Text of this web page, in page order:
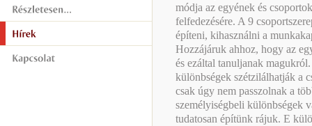
módja az egyének és
felfedezésére. A 9
építeni, kihasználni a
Hozzájáruk ahhoz, hogy az
és ezáltal tanuljanak
különbségek szétzilálhatják a
csak úgy nem passzolnak a
személyiségbeli különbségek
tudatosan építünk rájuk. E